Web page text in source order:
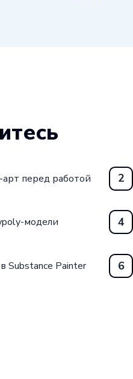
перед работой 2
модели 4
Substance Painter 6